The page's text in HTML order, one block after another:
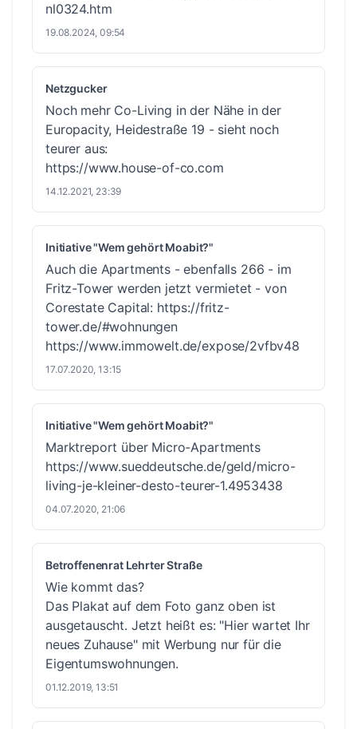
nl0324.htm
19.08.2024, 09:54
Netzgucker
Noch mehr Co-Living in der Nähe in der
Europacity, Heidestraße 19 - sieht noch
teurer aus:
https://www.house-of-co.com
14.12.2021, 23:39
Initiative "Wem gehört Moabit?"
Auch die Apartments - ebenfalls 266 - im
Fritz-Tower werden jetzt vermietet - von
Corestate Capital: https://fritz-
tower.de/#wohnungen
https://www.immowelt.de/expose/2vfbv48
17.07.2020, 13:15
Initiative "Wem gehört Moabit?"
Marktreport über Micro-Apartments
https://www.sueddeutsche.de/geld/micro-
living-je-kleiner-desto-teurer-1.4953438
04.07.2020, 21:06
Betroffenenrat Lehrter Straße
Wie kommt das?
Das Plakat auf dem Foto ganz oben ist
ausgetauscht. Jetzt heißt es: "Hier wartet Ihr
neues Zuhause" mit Werbung nur für die
Eigentumswohnungen.
01.12.2019, 13:51